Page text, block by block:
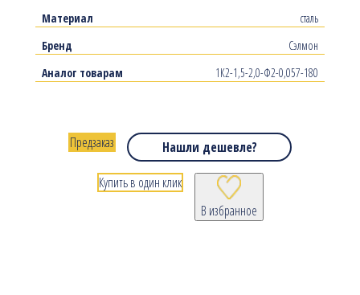
Материал
сталь
Бренд
Сэлмон
Аналог товарам
1К2-1,5-2,0-Ф2-0,057-180
Нашли дешевле?
В избранное
Предзаказ
Купить в один клик